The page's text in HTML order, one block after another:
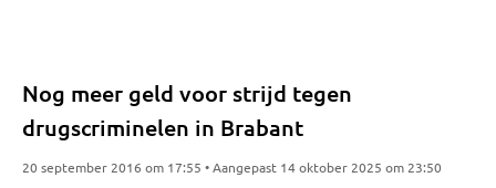
Nog meer geld voor strijd tegen
drugscriminelen in Brabant
20 september 2016 om 17:55 • Aangepast 14 oktober 2025 om 23:50